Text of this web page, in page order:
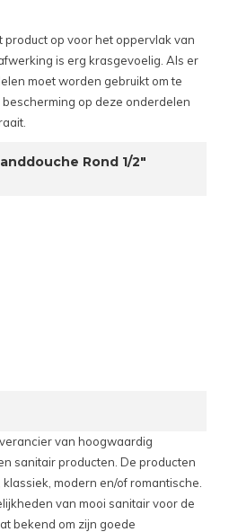
product op voor het oppervlak van
is erg krasgevoelig. Als er
moet worden gebruikt om te
op deze onderdelen
Rond 1/2"
van hoogwaardig
sanitair producten. De producten
modern en/of romantische.
van mooi sanitair voor de
bekend om zijn goede